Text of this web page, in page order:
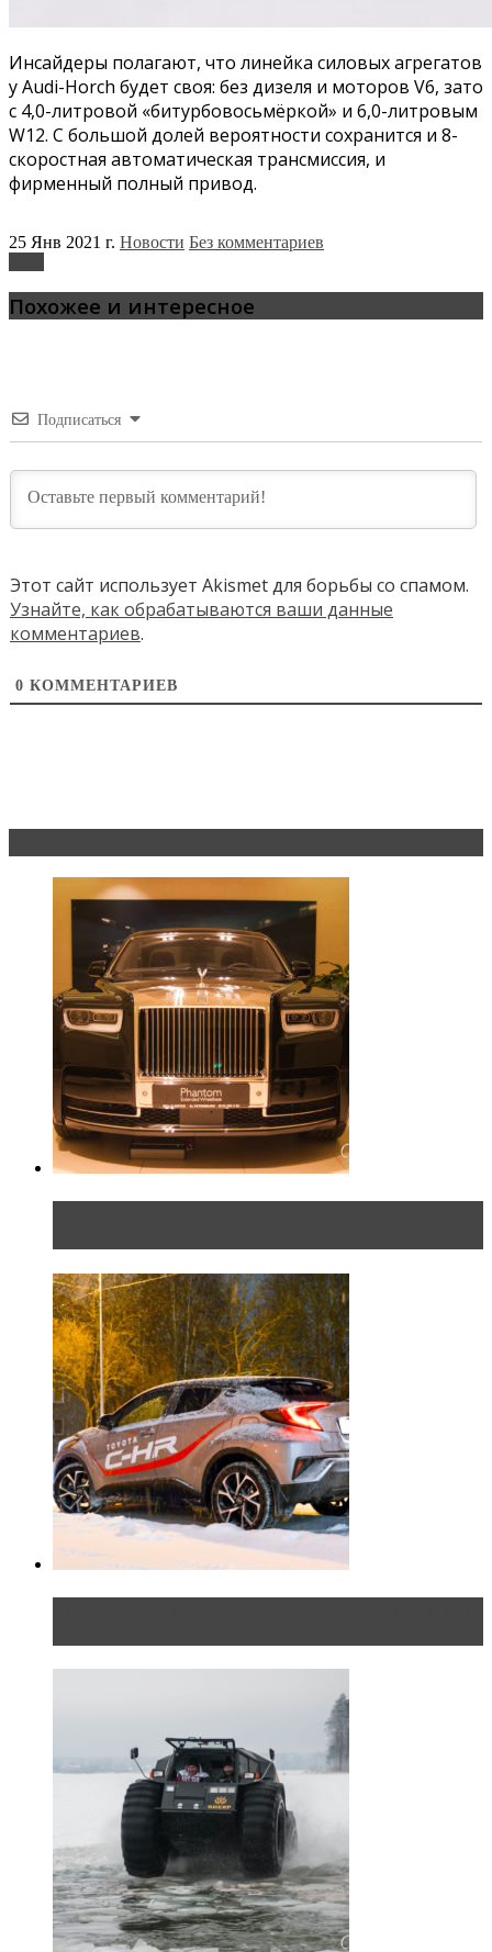
Инсайдеры полагают, что линейка силовых агрегатов
у Audi-Horch будет своя: без дизеля и моторов V6, зато
с 4,0-литровой «битурбовосьмёркой» и 6,0-литровым
W12. С большой долей вероятности сохранится и 8-
скоростная автоматическая трансмиссия, и
фирменный полный привод.
25 Янв 2021 г. Новости Без комментариев
Похожее и интересное
Подписаться
Этот сайт использует Akismet для борьбы со спамом.
Узнайте, как обрабатываются ваши данные
комментариев.
0 КОММЕНТАРИЕВ